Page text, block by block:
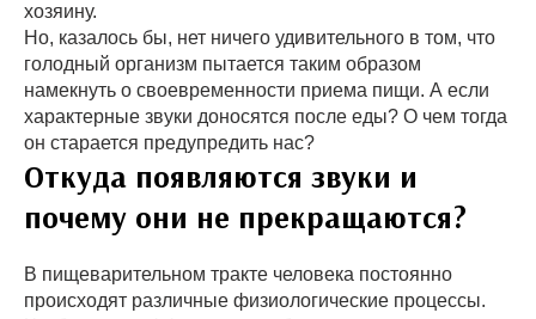
хозяину.
Но, казалось бы, нет ничего удивительного в том, что
голодный организм пытается таким образом
намекнуть о своевременности приема пищи. А если
характерные звуки доносятся после еды? О чем тогда
он старается предупредить нас?
Откуда появляются звуки и
почему они не прекращаются?
В пищеварительном тракте человека постоянно
происходят различные физиологические процессы.